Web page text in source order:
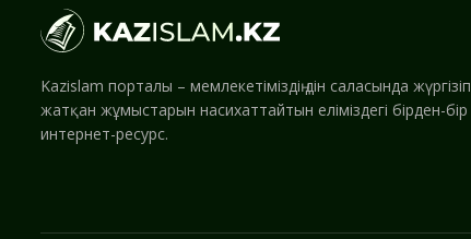
Kazislam порталы – мемлекетіміздің дін саласында жүргізіп
жатқан жұмыстарын насихаттайтын еліміздегі бірден-бір
интернет-ресурс.